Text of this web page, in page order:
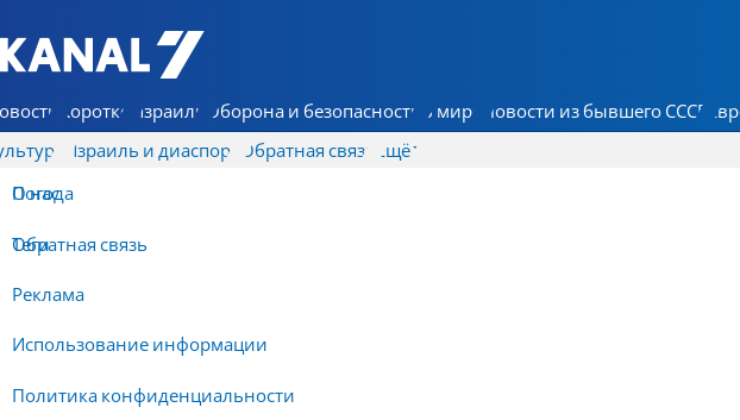
7 КАНАЛ - Аруц Шева
Коротко Израиль Оборона и безопасность В мире Новости из бывшего СССР
Израиль и диаспора Обратная связь
О нас
Обратная связь
Реклама
Использование информации
Политика конфиденциальности
Ещё
Погода
Теги